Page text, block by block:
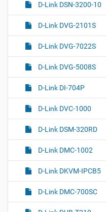
D-Link DSN-3200-10
D-Link DVG-2101S
D-Link DVG-7022S
D-Link DVG-5008S
D-Link DI-704P
D-Link DVC-1000
D-Link DSM-320RD
D-Link DMC-1002
D-Link DKVM-IPCB5
D-Link DMC-700SC